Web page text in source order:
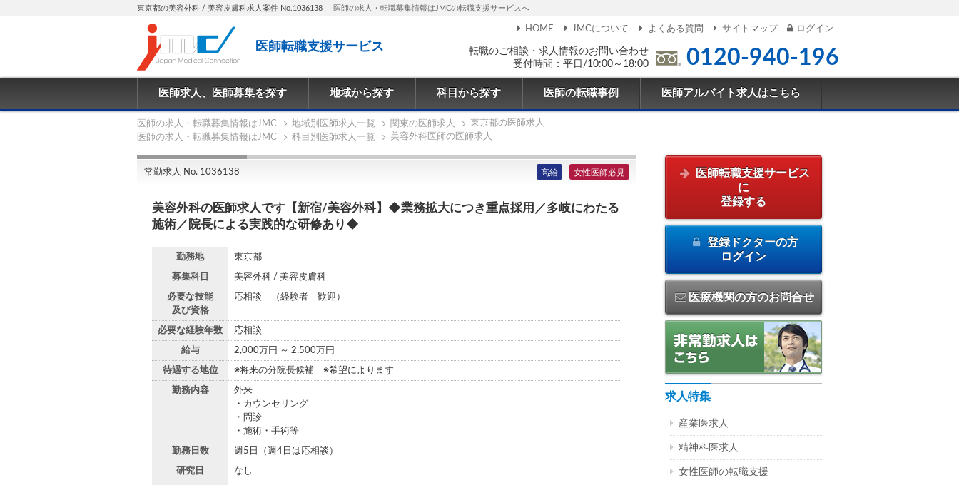
東京都の美容外科 / 美容皮膚科求人案件 No.1036138 医師の求人・転職募集情報はJMCの転職支援サービスへ
医師転職支援サービス
転職のご相談・求人情報のお問い合わせ
受付時間：平日/10:00～18:00
0120-940-196
HOME JMCについて よくある質問 サイトマップ ログイン
医師求人、医師募集を探す 地域から探す 科目から探す 医師の転職事例 医師アルバイト求人はこちら
医師の求人・転職募集情報はJMC 地域別医師求人一覧 関東の医師求人
東京都の医師求人
医師の求人・転職募集情報はJMC
科目別医師求人一覧 美容外科医師の医師求人
常勤求人 No. 1036138 高給 女性医師必見
美容外科の医師求人です【新宿/美容外科】◆業務拡大につき重点採用／多岐にわたる
施術／院長による実践的な研修あり◆
勤務地 東京都
募集科目 美容外科 / 美容皮膚科
必要な技能
及び資格
応相談 （経験者 歓迎）
必要な経験年数 応相談
給与 2,000万円 ～ 2,500万円
待遇する地位 ※将来の分院長候補 ※希望によります
勤務内容
外来
・カウンセリング
・問診
・施術・手術等
勤務日数 週5日（週4日は応相談）
研究日 なし
医師転職支援サービス
に
登録する
登録ドクターの方
ログイン
医療機関の方のお問合せ
求人特集
産業医求人
精神科医求人
女性医師の転職支援